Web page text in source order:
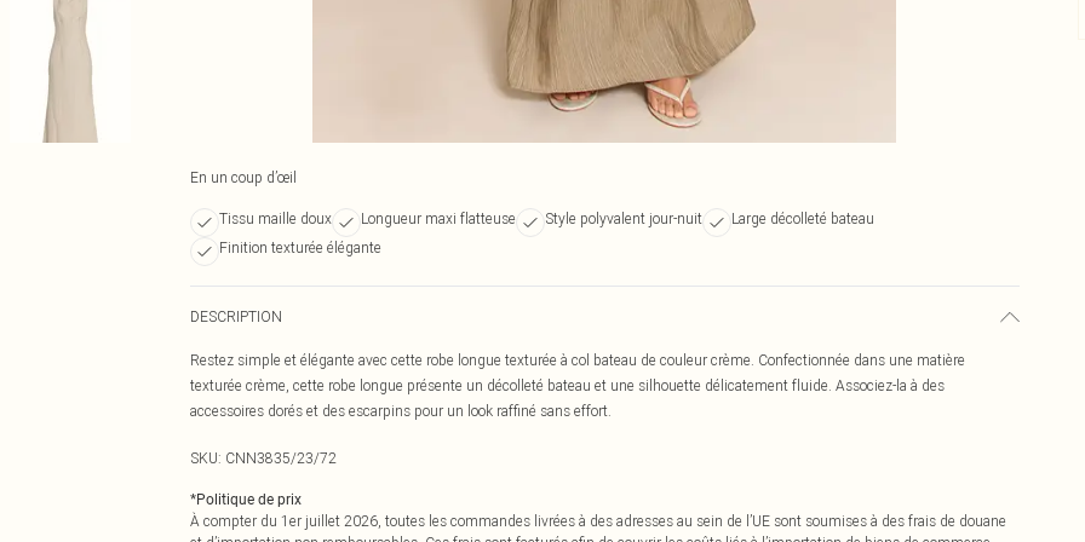
En un coup d’œil
Tissu maille doux Longueur maxi flatteuse Style polyvalent jour-nuit
Large décolleté bateau
Finition texturée élégante
DESCRIPTION
Restez simple et élégante avec cette robe longue texturée à col bateau de couleur crème. Confectionnée dans une matière
texturée crème, cette robe longue présente un décolleté bateau et une silhouette délicatement fluide. Associez-la à des
accessoires dorés et des escarpins pour un look raffiné sans effort.
SKU: CNN3835/23/72
*Politique de prix
À compter du 1er juillet 2026, toutes les commandes livrées à des adresses au sein de l’UE sont soumises à des frais de douane